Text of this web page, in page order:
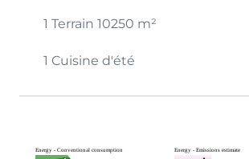
1 Terrain 10250 m²
1 Cuisine d'été